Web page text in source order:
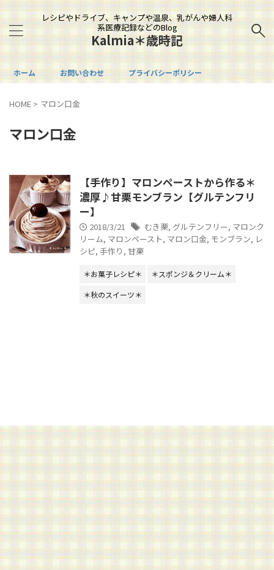
レシピやドライブ、キャンプや温泉、乳がんや婦人科
系医療記録などのBlog
Kalmia＊歳時記
ホーム お問い合わせ プライバシーポリシー
HOME > マロン口金
マロン口金
【手作り】マロンペーストから作る＊
濃厚♪甘栗モンブラン【グルテンフリ
ー】
2018/3/21 むき栗, グルテンフリー, マロンク
リーム, マロンペースト, マロン口金, モンブラン, レ
シピ, 手作り , 甘栗
＊お菓子レシピ＊
＊スポンジ＆クリーム＊
＊秋のスイーツ＊